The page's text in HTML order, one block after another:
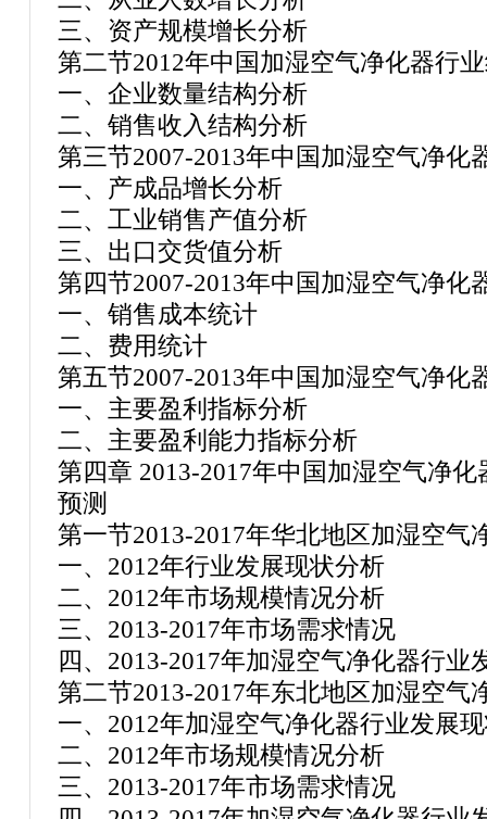
三、资产规模增长分析
第二节2012年中国加湿空气净化器行
一、企业数量结构分析
二、销售收入结构分析
第三节2007-2013年中国加湿空气净化
一、产成品增长分析
二、工业销售产值分析
三、出口交货值分析
第四节2007-2013年中国加湿空气净化
一、销售成本统计
二、费用统计
第五节2007-2013年中国加湿空气净化
一、主要盈利指标分析
二、主要盈利能力指标分析
第四章 2013-2017年中国加湿空气净
预测
第一节2013-2017年华北地区加湿空气
一、2012年行业发展现状分析
二、2012年市场规模情况分析
三、2013-2017年市场需求情况
四、2013-2017年加湿空气净化器行业
第二节2013-2017年东北地区加湿空气
一、2012年加湿空气净化器行业发展
二、2012年市场规模情况分析
三、2013-2017年市场需求情况